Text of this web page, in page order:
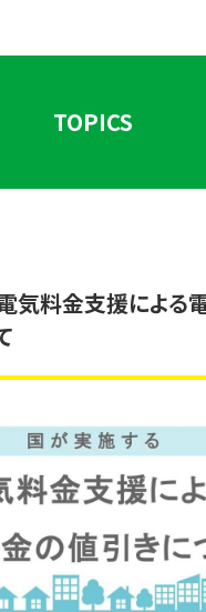
TOPICS
気料金支援による